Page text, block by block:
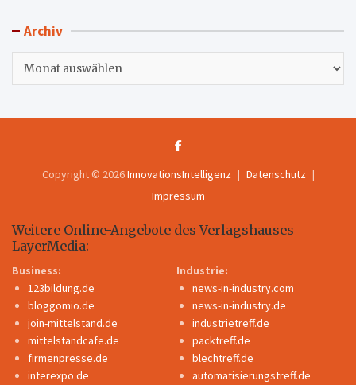
Archiv
Copyright © 2026InnovationsIntelligenz
Datenschutz
Impressum
Weitere Online-Angebote des Verlagshauses
LayerMedia:
Business:
123bildung.de
bloggomio.de
join-mittelstand.de
mittelstandcafe.de
firmenpresse.de
interexpo.de
Industrie:
news-in-industry.com
news-in-industry.de
industrietreff.de
packtreff.de
blechtreff.de
automatisierungstreff.de